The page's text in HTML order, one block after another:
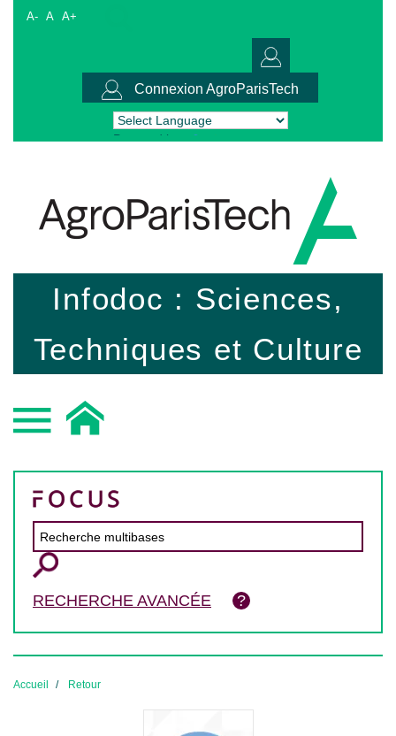
A- A A+
Connexion AgroParisTech
Powered by Translate
Infodoc : Sciences,
Techniques et Culture
RECHERCHE AVANCÉE
Accueil Retour